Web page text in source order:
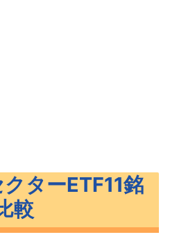
ターETF11銘
較